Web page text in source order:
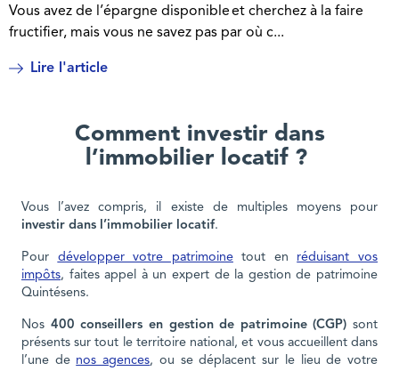
Vous avez de l’épargne disponible et cherchez à la faire
fructifier, mais vous ne savez pas par où c...
Lire l'article
Comment investir dans
l’immobilier locatif ?
Vous l’avez compris, il existe de multiples moyens pour
investir dans l’immobilier locatif.
Pour développer votre patrimoinetout en réduisant vos
impôts, faites appel à un expert de la gestion de patrimoine
Quintésens.
Nos 400 conseillers en gestion de patrimoine (CGP) sont
présents sur tout le territoire national, et vous accueillent dans
l’une de nos agences, ou se déplacent sur le lieu de votre